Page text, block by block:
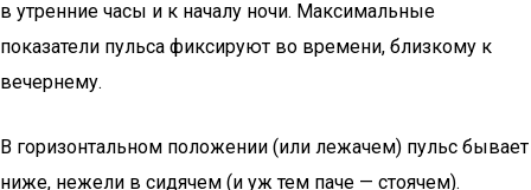
в утренние часы и к началу ночи. Максимальные
показатели пульса фиксируют во времени, близкому к
вечернему.
В горизонтальном положении (или лежачем) пульс бывает
ниже, нежели в сидячем (и уж тем паче — стоячем).